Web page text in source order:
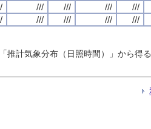
/// /// /// ///
/// /// /// ///
推計気象分布（日照時間）」から